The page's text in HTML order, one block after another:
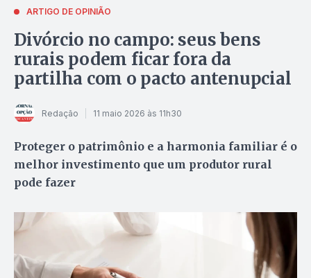
ARTIGO DE OPINIÃO
Divórcio no campo: seus bens
rurais podem ficar fora da
partilha com o pacto antenupcial
Redação 11 maio 2026 às 11h30
Proteger o patrimônio e a harmonia familiar é o
melhor investimento que um produtor rural
pode fazer